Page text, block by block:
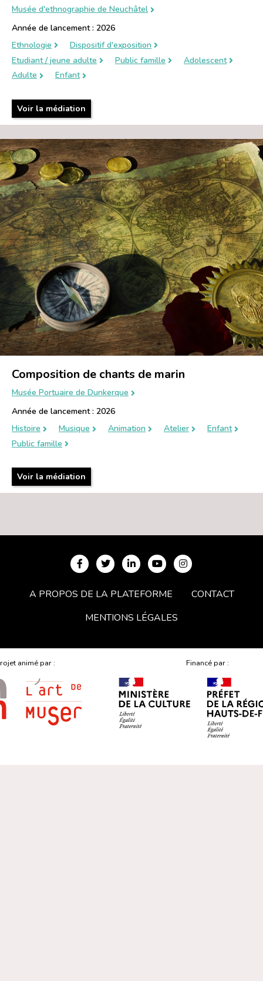
Musée d'ethnographie de Neuchâtel
Année de lancement : 2026
Ethnologie
Dispositif d'exposition
Etudiant / jeune adulte
Public famille
Adolescent
Adulte
Enfant
Voir la médiation
Composition de chants de marin
Musée Portuaire de Dunkerque
Année de lancement : 2026
Histoire
Musique Animation Atelier
Enfant
Public famille
Voir la médiation
A PROPOS DE LA PLATEFORME
CONTACT
MENTIONS LÉGALES
animé par : Financé par :